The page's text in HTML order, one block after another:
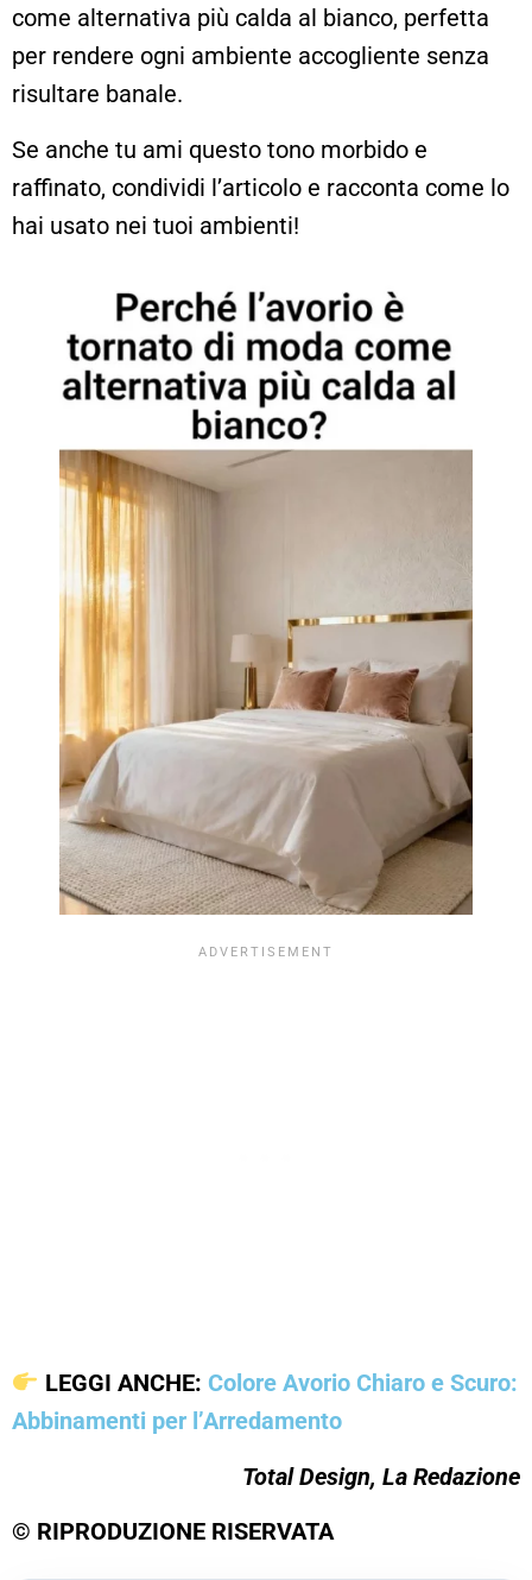
come alternativa più calda al bianco, perfetta
per rendere ogni ambiente accogliente senza
risultare banale.
Se anche tu ami questo tono morbido e
raffinato, condividi l’articolo e racconta come lo
hai usato nei tuoi ambienti!
LEGGI ANCHE: Colore Avorio Chiaro e Scuro:
Abbinamenti per l’Arredamento
Total Design, La Redazione
© RIPRODUZIONE RISERVATA